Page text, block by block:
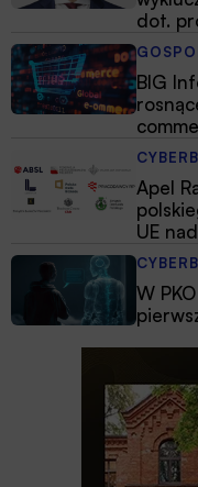
dot.
BIG
Apel
UE
W